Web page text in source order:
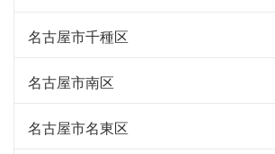
名古屋市千種区
名古屋市南区
名古屋市名東区